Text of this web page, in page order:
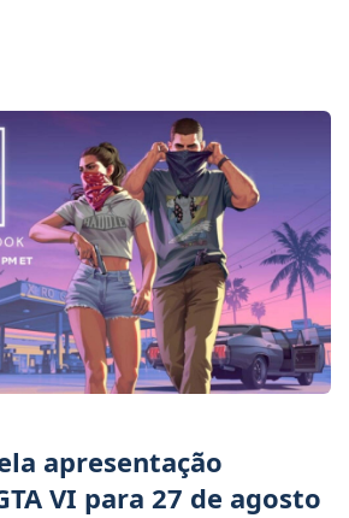
apresentação
VI para 27 de agosto